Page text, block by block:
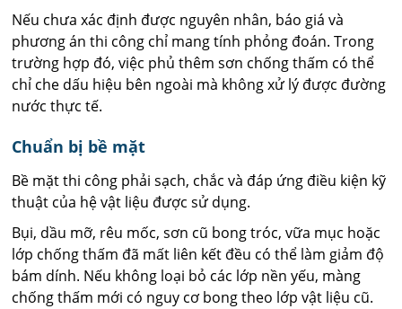
Nếu chưa xác định được nguyên nhân, báo giá và
phương án thi công chỉ mang tính phỏng đoán. Trong
trường hợp đó, việc phủ thêm sơn chống thấm có thể
chỉ che dấu hiệu bên ngoài mà không xử lý được đường
nước thực tế.
Chuẩn bị bề mặt
Bề mặt thi công phải sạch, chắc và đáp ứng điều kiện kỹ
thuật của hệ vật liệu được sử dụng.
Bụi, dầu mỡ, rêu mốc, sơn cũ bong tróc, vữa mục hoặc
lớp chống thấm đã mất liên kết đều có thể làm giảm độ
bám dính. Nếu không loại bỏ các lớp nền yếu, màng
chống thấm mới có nguy cơ bong theo lớp vật liệu cũ.